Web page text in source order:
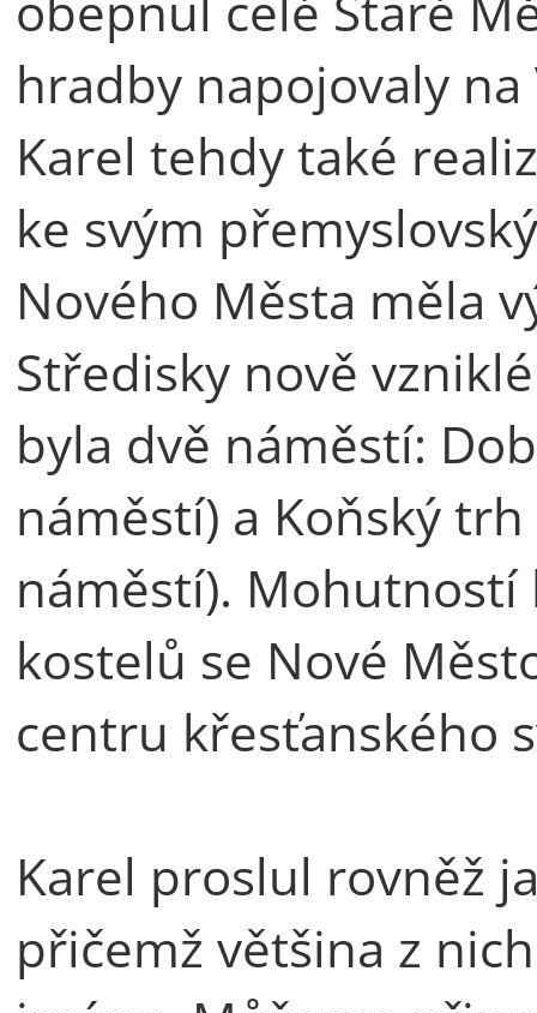
hradby napojovaly
Karel tehdy také
ke svým
Nového Města měla
Středisky nově
byla dvě náměstí:
náměstí) a Koňský
náměstí).
kostelů se Nové
centru křesťanského
Karel proslul rovněž
přičemž většina z